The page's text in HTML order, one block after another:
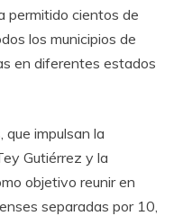
permitido cientos de
los municipios de
en diferentes estados
que impulsan la
Gutiérrez y la
objetivo reunir en
separadas por 10,